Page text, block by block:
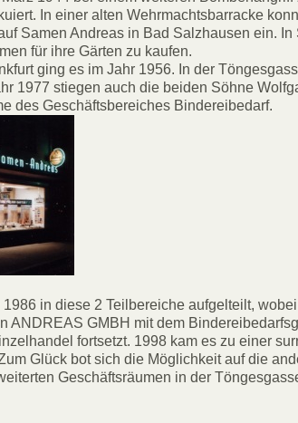
In einer alten Wehrmachtsbarracke
Samen Andreas in Bad Salzhausen ein.
für ihre Gärten zu kaufen.
ging es im Jahr 1956. In der
1977 stiegen auch die beiden Söhne
des Geschäftsbereiches Bindereibedarf.
in diese 2 Teilbereiche aufgelteilt,
ANDREAS GMBH mit dem
fortsetzt. 1998 kam es zu einer
Glück bot sich die Möglichkeit auf die
Geschäftsräumen in der